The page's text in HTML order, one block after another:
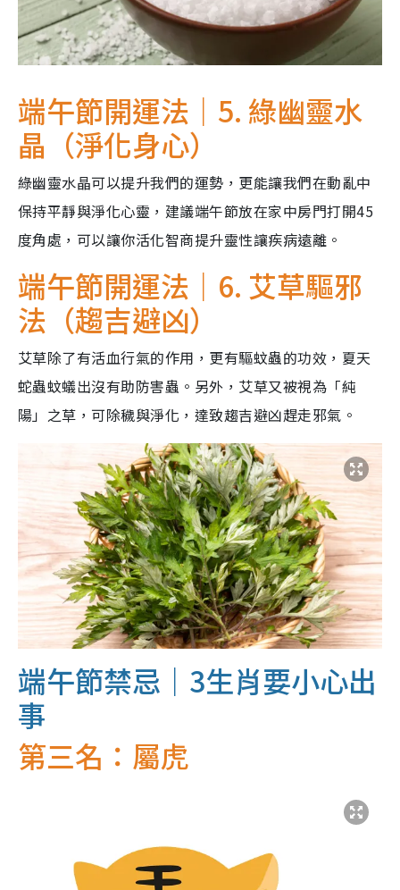
端午節開運法｜5. 綠幽靈水
晶（淨化身心）
綠幽靈水晶可以提升我們的運勢，更能讓我們在動亂中
保持平靜與淨化心靈，建議端午節放在家中房門打開45
度角處，可以讓你活化智商提升靈性讓疾病遠離。
端午節開運法｜6. 艾草驅邪
法（趨吉避凶）
艾草除了有活血行氣的作用，更有驅蚊蟲的功效，夏天
蛇蟲蚊蟻出沒有助防害蟲。另外，艾草又被視為 「純
陽」之草，可除穢與淨化，達致趨吉避凶趕走邪氣。
端午節禁忌｜3生肖要小心出
事
第三名：屬虎